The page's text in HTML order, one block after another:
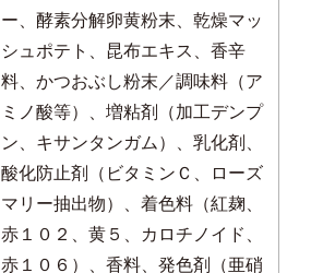
ー、酵素分解卵黄粉末、乾燥マッ
シュポテト、昆布エキス、香辛
料、かつおぶし粉末／調味料（ア
ミノ酸等）、増粘剤（加工デンプ
ン、キサンタンガム）、乳化剤、
酸化防止剤（ビタミンＣ、ローズ
マリー抽出物）、着色料（紅麹、
赤１０２、黄５、カロチノイド、
赤１０６）、香料、発色剤（亜硝